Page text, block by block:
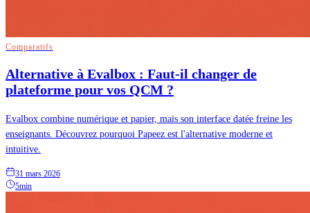
Comparatifs
Alternative à Evalbox : Faut-il changer de
plateforme pour vos QCM ?
Evalbox combine numérique et papier, mais son interface datée freine les
enseignants. Découvrez pourquoi Papeez est l'alternative moderne et
intuitive.
31 mars 2026
5min